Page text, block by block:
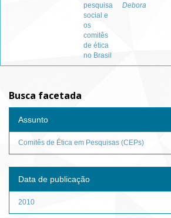
pesquisa
social e
os
comitês
de ética
no Brasil
Debora
Busca facetada
Assunto
Comitês de Ética em Pesquisas (CEPs)
Data de publicação
2010